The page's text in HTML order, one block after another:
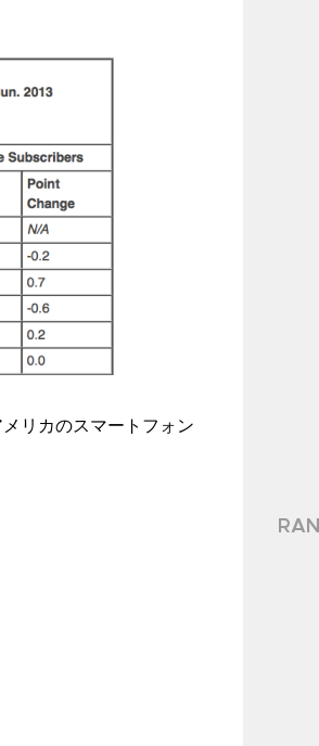
リカのスマートフォン